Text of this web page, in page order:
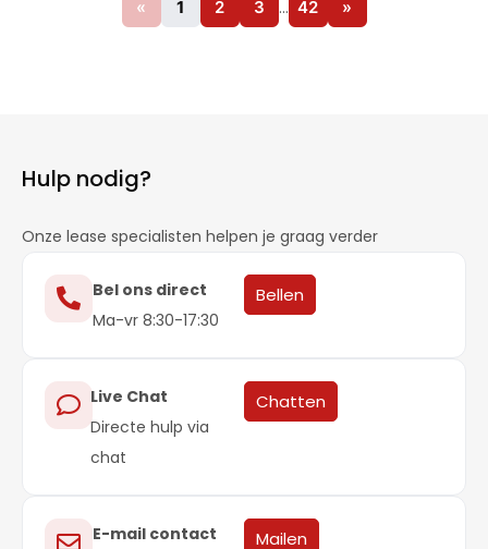
« 1 2 3 … 42 »
Hulp nodig?
Onze lease specialisten helpen je graag verder
Bel ons direct
Ma-vr 8:30-17:30
Bellen
Live Chat
Directe hulp via
chat
Chatten
E-mail contact
Mailen